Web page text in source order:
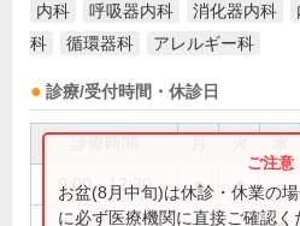
内科 呼吸器内科 消化器内科
科
循環器科 アレルギー科
診療/受付時間・休診日
9:00～12:30 ● ●
お盆(8月中旬)は休診・休業の
に必ず医療機関に直接ご確認く